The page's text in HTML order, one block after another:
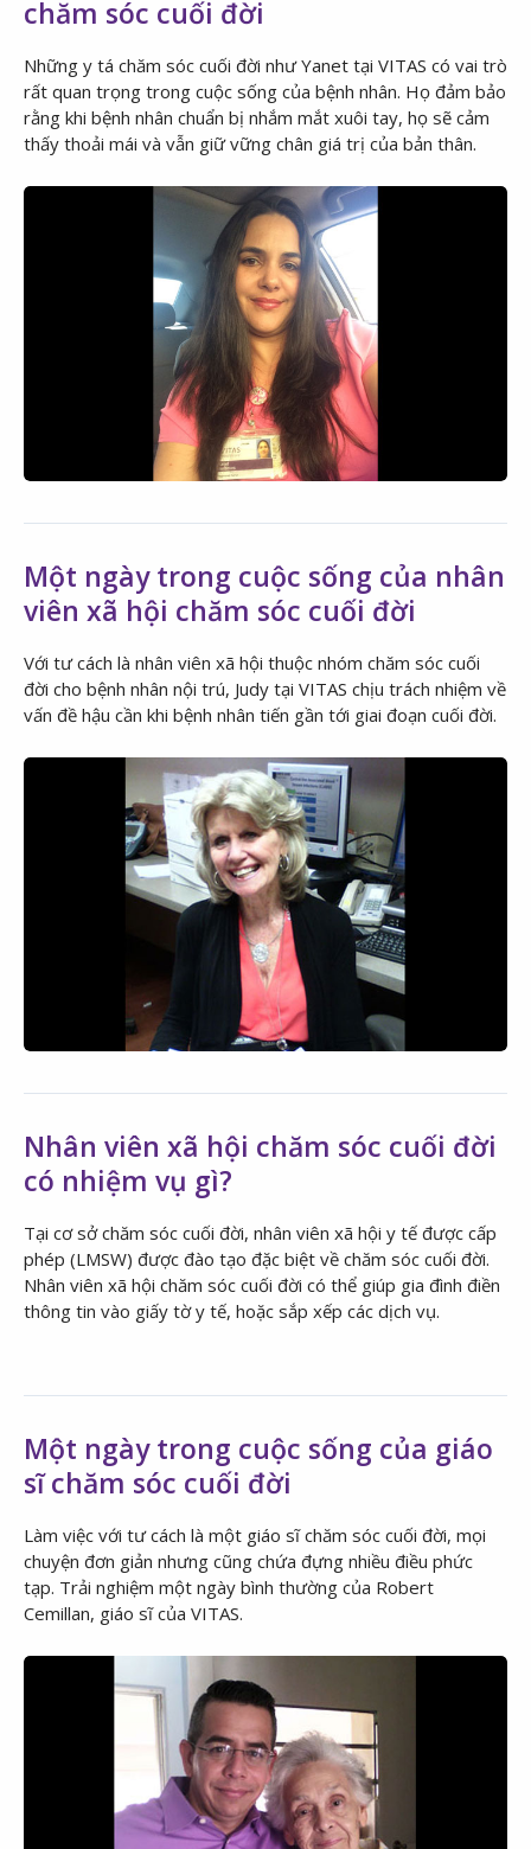
chăm sóc cuối đời
Những y tá chăm sóc cuối đời như Yanet tại VITAS có vai trò
rất quan trọng trong cuộc sống của bệnh nhân. Họ đảm bảo
rằng khi bệnh nhân chuẩn bị nhắm mắt xuôi tay, họ sẽ cảm
thấy thoải mái và vẫn giữ vững chân giá trị của bản thân.
Một ngày trong cuộc sống của nhân
viên xã hội chăm sóc cuối đời
Với tư cách là nhân viên xã hội thuộc nhóm chăm sóc cuối
đời cho bệnh nhân nội trú, Judy tại VITAS chịu trách nhiệm về
vấn đề hậu cần khi bệnh nhân tiến gần tới giai đoạn cuối đời.
Nhân viên xã hội chăm sóc cuối đời
có nhiệm vụ gì?
Tại cơ sở chăm sóc cuối đời, nhân viên xã hội y tế được cấp
phép (LMSW) được đào tạo đặc biệt về chăm sóc cuối đời.
Nhân viên xã hội chăm sóc cuối đời có thể giúp gia đình điền
thông tin vào giấy tờ y tế, hoặc sắp xếp các dịch vụ.
Một ngày trong cuộc sống của giáo
sĩ chăm sóc cuối đời
Làm việc với tư cách là một giáo sĩ chăm sóc cuối đời, mọi
chuyện đơn giản nhưng cũng chứa đựng nhiều điều phức
tạp. Trải nghiệm một ngày bình thường của Robert
Cemillan, giáo sĩ của VITAS.